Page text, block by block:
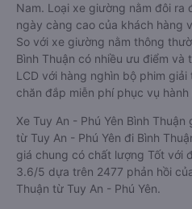
Nam. Loại xe giường nằm đôi ra
ngày càng cao của khách hàng
So với xe giường nằm thông
Bình Thuận có nhiều ưu điểm và
LCD với hàng nghìn bộ phim
chăn đắp miễn phí phục vụ
Xe Tuy An - Phú Yên Bình
từ Tuy An - Phú Yên đi Bình
giá chung có chất lượng Tốt với
3.6/5 dựa trên 2477 phản hồi
Thuận từ Tuy An - Phú Yên.